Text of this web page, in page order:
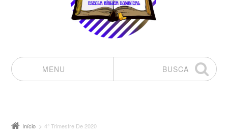
MENU
BUSCA
Início 4° Trimestre De 2020